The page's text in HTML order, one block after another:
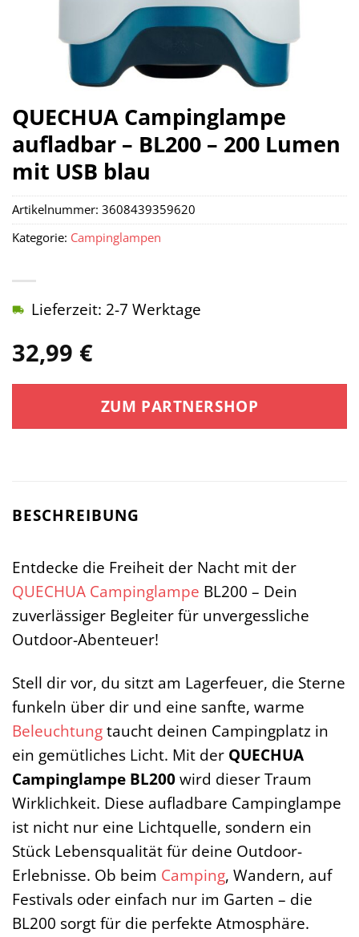
QUECHUA Campinglampe
aufladbar – BL200 – 200 Lumen
mit USB blau
32,99 €
Lieferzeit: 2-7 Werktage
ZUM PARTNERSHOP
Artikelnummer: 3608439359620
Kategorie: Campinglampen
BESCHREIBUNG
Entdecke die Freiheit der Nacht mit der
QUECHUA Campinglampe BL200 – Dein
zuverlässiger Begleiter für unvergessliche
Outdoor-Abenteuer!
Stell dir vor, du sitzt am Lagerfeuer, die Sterne
funkeln über dir und eine sanfte, warme
Beleuchtungtaucht deinen Campingplatz in
ein gemütliches Licht. Mit der QUECHUA
Campinglampe BL200wird dieser Traum
Wirklichkeit. Diese aufladbare Campinglampe
ist nicht nur eine Lichtquelle, sondern ein
Stück Lebensqualität für deine Outdoor-
Erlebnisse. Ob beim Camping, Wandern, auf
Festivals oder einfach nur im Garten – die
BL200 sorgt für die perfekte Atmosphäre.